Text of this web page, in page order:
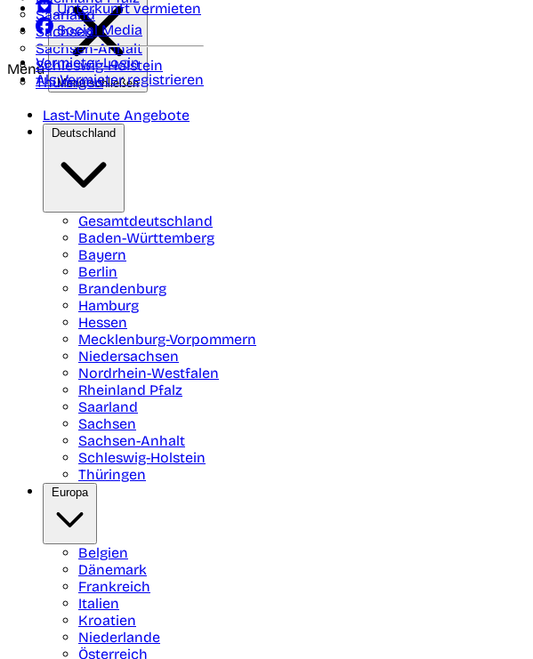
Saarland
Sachsen
Sachsen-Anhalt
Schleswig-Holstein
Thüringen
Unterkunft vermieten
Social Media
Vermieter-Login
Als Vermieter registrieren
Menü
Menü schließen
Last-Minute Angebote
Deutschland
Gesamtdeutschland
Baden-Württemberg
Bayern
Berlin
Brandenburg
Hamburg
Hessen
Mecklenburg-Vorpommern
Niedersachsen
Nordrhein-Westfalen
Rheinland Pfalz
Saarland
Sachsen
Sachsen-Anhalt
Schleswig-Holstein
Thüringen
Europa
Belgien
Dänemark
Frankreich
Italien
Kroatien
Niederlande
Österreich